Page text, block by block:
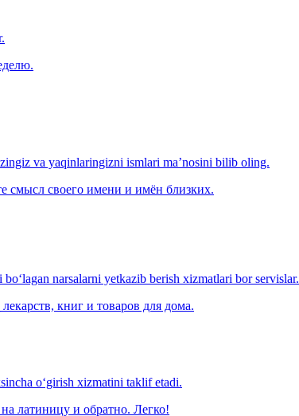
va yaqinlaringizni ismlari ma’nosini bilib oling.
смысл своего имени и имён близких.
narsalarni yetkazib berish xizmatlari bor servislar.
книг и товаров для дома.
o‘girish xizmatini taklif etadi.
латиницу и обратно. Легко!